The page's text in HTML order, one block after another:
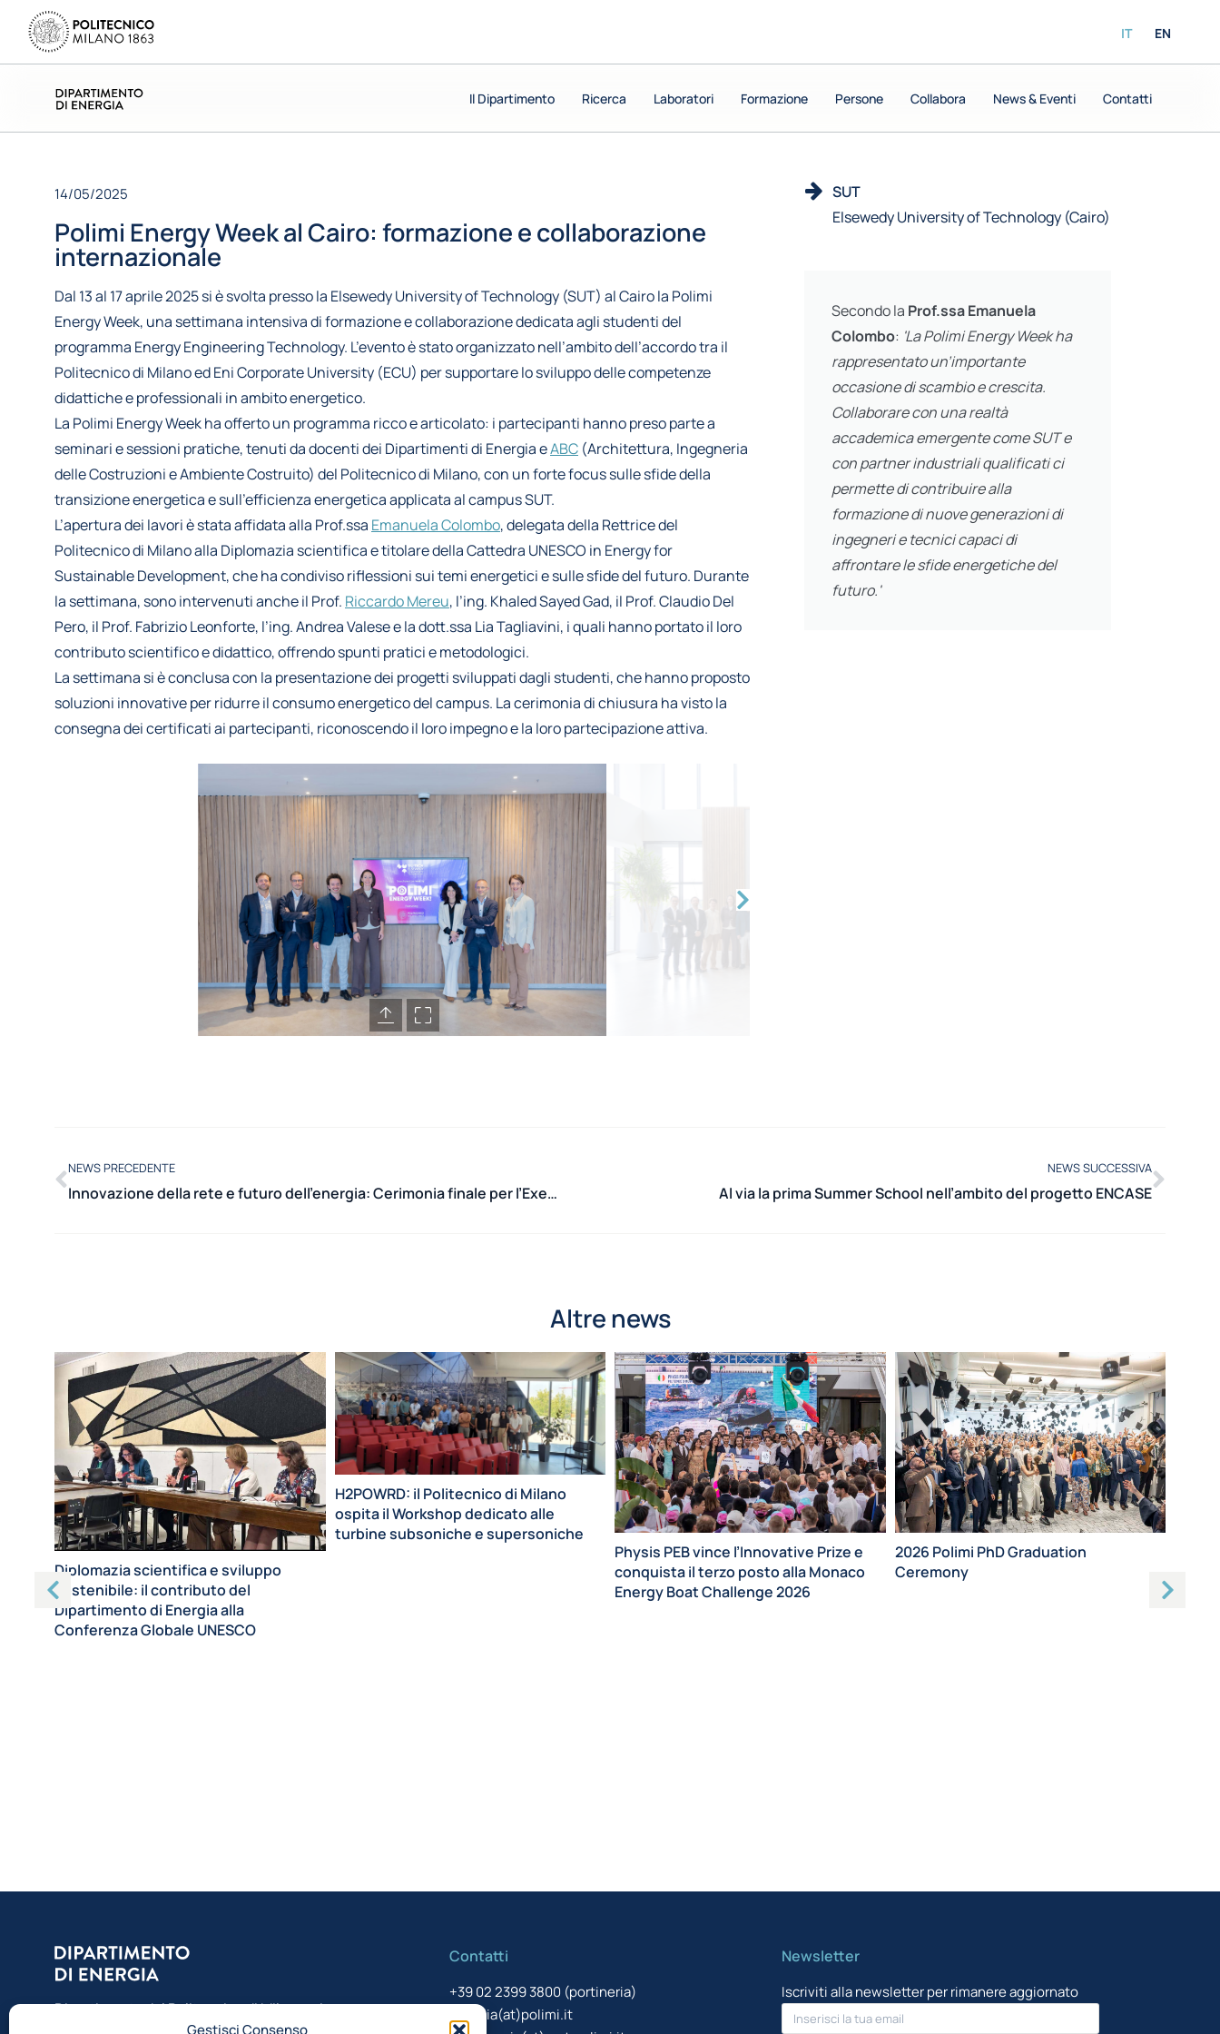
Gestisci Consenso
IT EN
Il Dipartimento Ricerca Laboratori Formazione Persone Collabora News & Eventi Contatti
Il Dipartimento Ricerca Laboratori Formazione Persone Collabora News & Eventi Contatti
14/05/2025
Polimi Energy Week al Cairo: formazione e collaborazione
internazionale
Dal 13 al 17 aprile 2025 si è svolta presso la Elsewedy University of Technology (SUT) al Cairo la Polimi
Energy Week, una settimana intensiva di formazione e collaborazione dedicata agli studenti del
programma Energy Engineering Technology. L’evento è stato organizzato nell’ambito dell’accordo tra il
Politecnico di Milano ed Eni Corporate University (ECU) per supportare lo sviluppo delle competenze
didattiche e professionali in ambito energetico.
La Polimi Energy Week ha offerto un programma ricco e articolato: i partecipanti hanno preso parte a
seminari e sessioni pratiche, tenuti da docenti dei Dipartimenti di Energia eABC (Architettura, Ingegneria
delle Costruzioni e Ambiente Costruito) del Politecnico di Milano, con un forte focus sulle sfide della
transizione energetica e sull’efficienza energetica applicata al campus SUT.
L’apertura dei lavori è stata affidata alla Prof.ssa Emanuela Colombo, delegata della Rettrice del
Politecnico di Milano alla Diplomazia scientifica e titolare della Cattedra UNESCO in Energy for
Sustainable Development, che ha condiviso riflessioni sui temi energetici e sulle sfide del futuro. Durante
la settimana, sono intervenuti anche il Prof. Riccardo Mereu, l’ing. Khaled Sayed Gad, il Prof. Claudio Del
Pero, il Prof. Fabrizio Leonforte, l’ing. Andrea Valese e la dott.ssa Lia Tagliavini, i quali hanno portato il loro
contributo scientifico e didattico, offrendo spunti pratici e metodologici.
La settimana si è conclusa con la presentazione dei progetti sviluppati dagli studenti, che hanno proposto
soluzioni innovative per ridurre il consumo energetico del campus. La cerimonia di chiusura ha visto la
consegna dei certificati ai partecipanti, riconoscendo il loro impegno e la loro partecipazione attiva.
SUT
Elsewedy University of Technology (Cairo)
Secondo la Prof.ssa Emanuela
Colombo: 'La Polimi Energy Week ha
rappresentato un’importante
occasione di scambio e crescita.
Collaborare con una realtà
accademica emergente come SUT e
con partner industriali qualificati ci
permette di contribuire alla
formazione di nuove generazioni di
ingegneri e tecnici capaci di
affrontare le sfide energetiche del
futuro.'
NEWS PRECEDENTE
Innovazione della rete e futuro dell’energia: Cerimonia finale per l’Executive Program Smart Grids in collaborazione con E-Distribuzione
NEWS SUCCESSIVA
Al via la prima Summer School nell’ambito del progetto ENCASE
Altre news
Diplomazia scientifica e sviluppo
sostenibile: il contributo del
Dipartimento di Energia alla
Conferenza Globale UNESCO
H2POWRD: il Politecnico di Milano
ospita il Workshop dedicato alle
turbine subsoniche e supersoniche
Physis PEB vince l’Innovative Prize e
conquista il terzo posto alla Monaco
Energy Boat Challenge 2026
2026 Polimi PhD Graduation
Ceremony
Dipartimento del Politecnico di Milano, ci
Contatti
+39 02 2399 3800 (portineria)
energia(at)polimi.it
Newsletter
Iscriviti alla newsletter per rimanere aggiornato